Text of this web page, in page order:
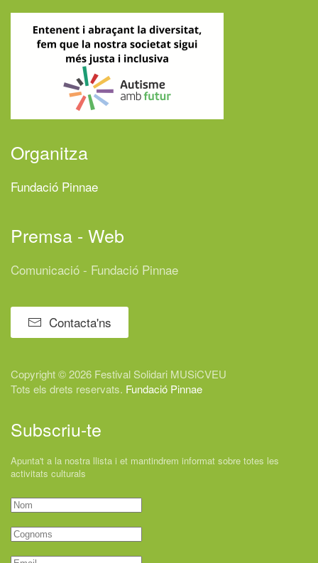
Organitza
Fundació Pinnae
Premsa - Web
Comunicació - Fundació Pinnae
Contacta'ns
Copyright © 2026 Festival Solidari MUSiCVEU
Tots els drets reservats. Fundació Pinnae
Subscriu-te
Apunta't a la nostra llista i et mantindrem informat sobre totes les
activitats culturals